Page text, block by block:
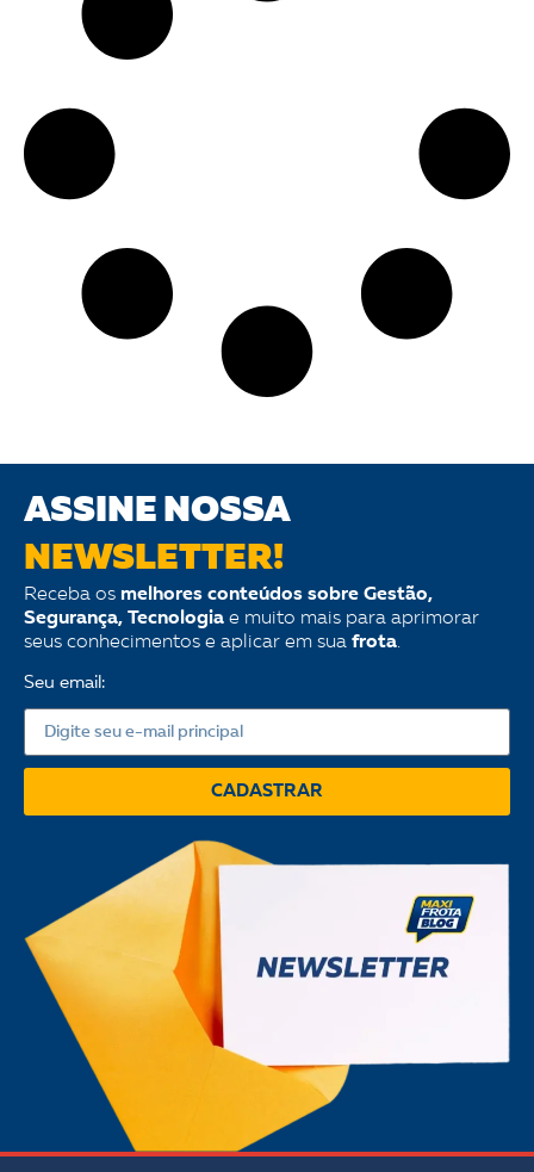
ASSINE NOSSA
NEWSLETTER!
Receba os melhores conteúdos sobre Gestão,
Segurança, Tecnologia e muito mais para aprimorar
seus conhecimentos e aplicar em sua frota.
Seu email:
CADASTRAR